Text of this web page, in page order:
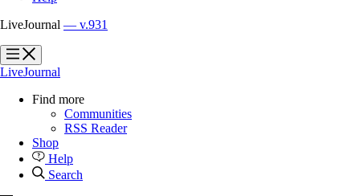
LiveJournal — v.931
?
?
LiveJournal
Find more
Communities
RSS Reader
Shop
Help
Search